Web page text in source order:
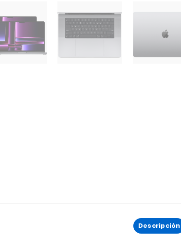
Descripción